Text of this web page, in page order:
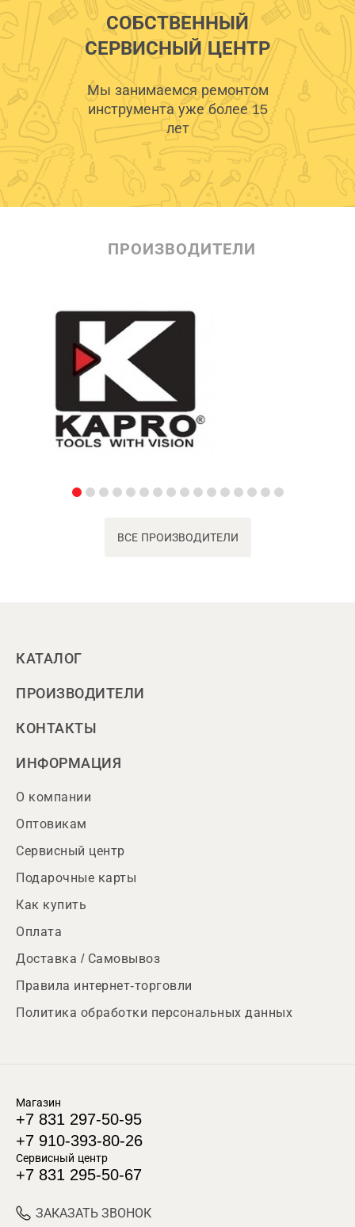
СОБСТВЕННЫЙ
СЕРВИСНЫЙ ЦЕНТР
Мы занимаемся ремонтом
инструмента уже более 15
лет
ПРОИЗВОДИТЕЛИ
ВСЕ ПРОИЗВОДИТЕЛИ
КАТАЛОГ
ПРОИЗВОДИТЕЛИ
КОНТАКТЫ
ИНФОРМАЦИЯ
О компании
Оптовикам
Сервисный центр
Подарочные карты
Как купить
Оплата
Доставка / Самовывоз
Правила интернет-торговли
Политика обработки персональных данных
Магазин
+7 831 297-50-95
+7 910-393-80-26
Сервисный центр
+7 831 295-50-67
ЗАКАЗАТЬ ЗВОНОК